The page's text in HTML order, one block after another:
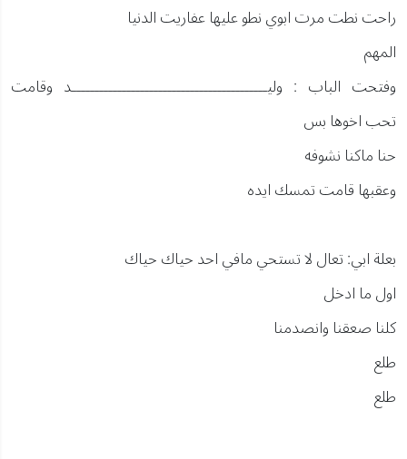
راحت نطت مرت ابوي نطو عليها عفاريت الدنيا
المهم
وفتحت الباب : وليـــــــــــــــــــــــــــــــــــــــــــد وقامت
تحب اخوها بس
حنا ماكنا نشوفه
وعقبها قامت تمسك ايده
بعلة ابي: تعال لا تستحي مافي احد حياك حياك
اول ما ادخل
كلنا صعقنا وانصدمنا
طلع
طلع